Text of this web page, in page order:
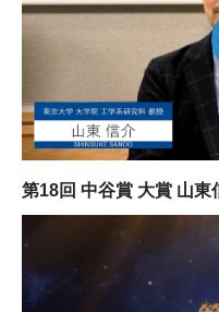
年報一覧
大学院生奨学金
科学教育振興助成・
ログラム助成
サイトマップ
日本語
第18回 中谷賞 大賞 山東